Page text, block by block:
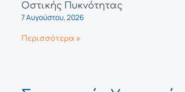
Οστικής Πυκνότητας
7 Αυγούστου, 2026
Περισσότερα »